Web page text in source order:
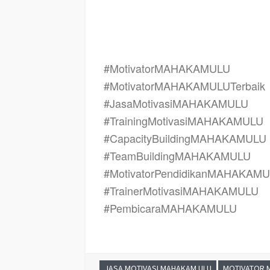
#MotivatorMAHAKAMULU
#MotivatorMAHAKAMULUTerbaik
#JasaMotivasiMAHAKAMULU
#TrainingMotivasiMAHAKAMULU
#CapacityBuildingMAHAKAMULU
#TeamBuildingMAHAKAMULU
#TrainerMotivasiMAHAKAMULU
#PembicaraMAHAKAMULU